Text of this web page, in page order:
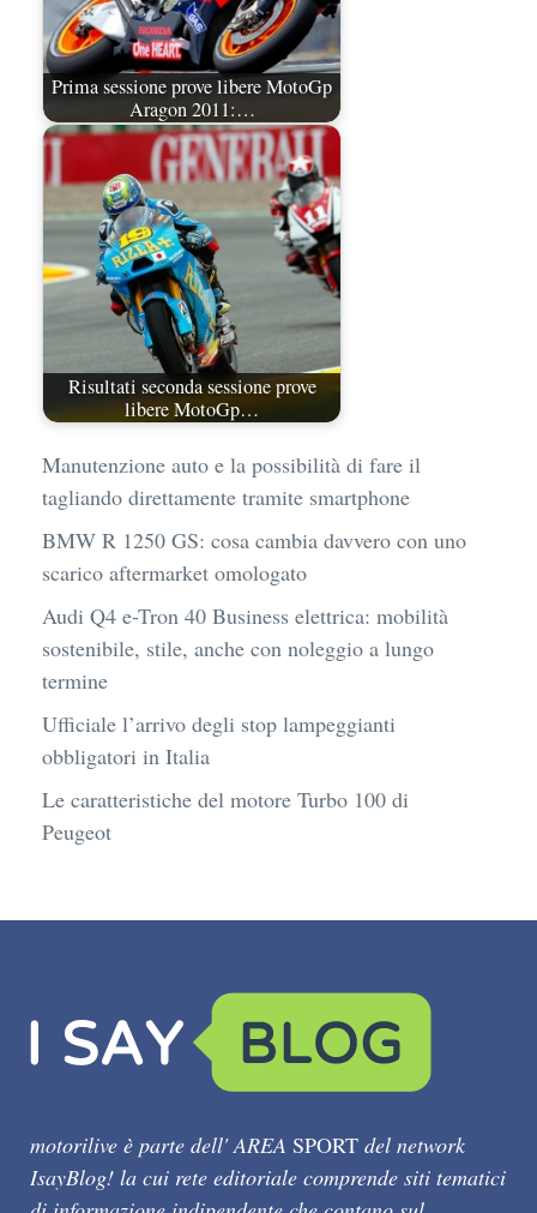
Prima sessione prove libere MotoGp
Aragon 2011:…
Risultati seconda sessione prove
libere MotoGp…
Manutenzione auto e la possibilità di fare il
tagliando direttamente tramite smartphone
BMW R 1250 GS: cosa cambia davvero con uno
scarico aftermarket omologato
Audi Q4 e-Tron 40 Business elettrica: mobilità
sostenibile, stile, anche con noleggio a lungo
termine
Ufficiale l’arrivo degli stop lampeggianti
obbligatori in Italia
Le caratteristiche del motore Turbo 100 di
Peugeot
motorilive è parte dell' AREA SPORT del network
IsayBlog! la cui rete editoriale comprende siti tematici